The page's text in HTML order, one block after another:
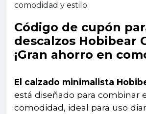
comodidad y estilo.
Código de cupón
descalzos Hobibear
¡Gran ahorro en
El calzado minimalista
está diseñado para combinar
comodidad, ideal para uso